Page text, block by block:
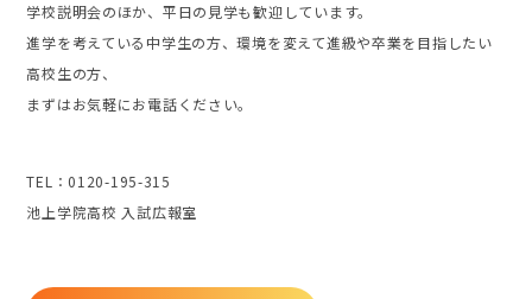
学校説明会のほか、平日の見学も歓迎しています。
進学を考えている中学生の方、環境を変えて進級や卒業を目指したい
高校生の方、
まずはお気軽にお電話ください。
TEL：0120-195-315
池上学院高校 入試広報室